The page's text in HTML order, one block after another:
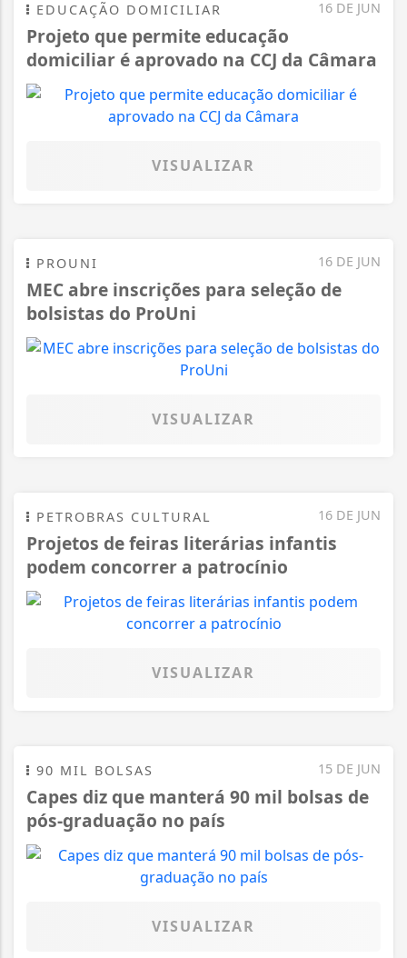
16 DE JUN
EDUCAÇÃO DOMICILIAR
Projeto que permite educação
domiciliar é aprovado na CCJ da Câmara
VISUALIZAR
16 DE JUN
PROUNI
MEC abre inscrições para seleção de
bolsistas do ProUni
VISUALIZAR
16 DE JUN
PETROBRAS CULTURAL
Projetos de feiras literárias infantis
podem concorrer a patrocínio
VISUALIZAR
15 DE JUN
90 MIL BOLSAS
Capes diz que manterá 90 mil bolsas de
pós-graduação no país
VISUALIZAR